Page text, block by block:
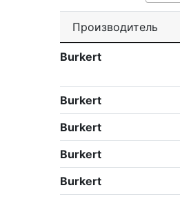
Производитель
Burkert
Burkert
Burkert
Burkert
Burkert